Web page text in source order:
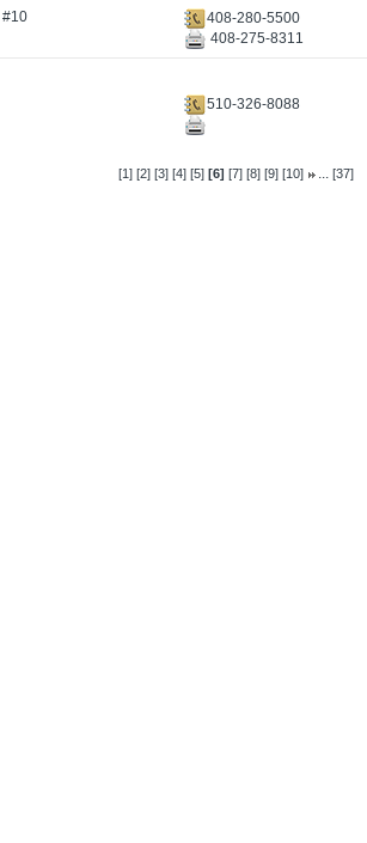
#10
408-280-5500
408-275-8311
510-326-8088
[1] [2] [3] [4] [5] [6] [7] [8] [9] [10] ...[37]